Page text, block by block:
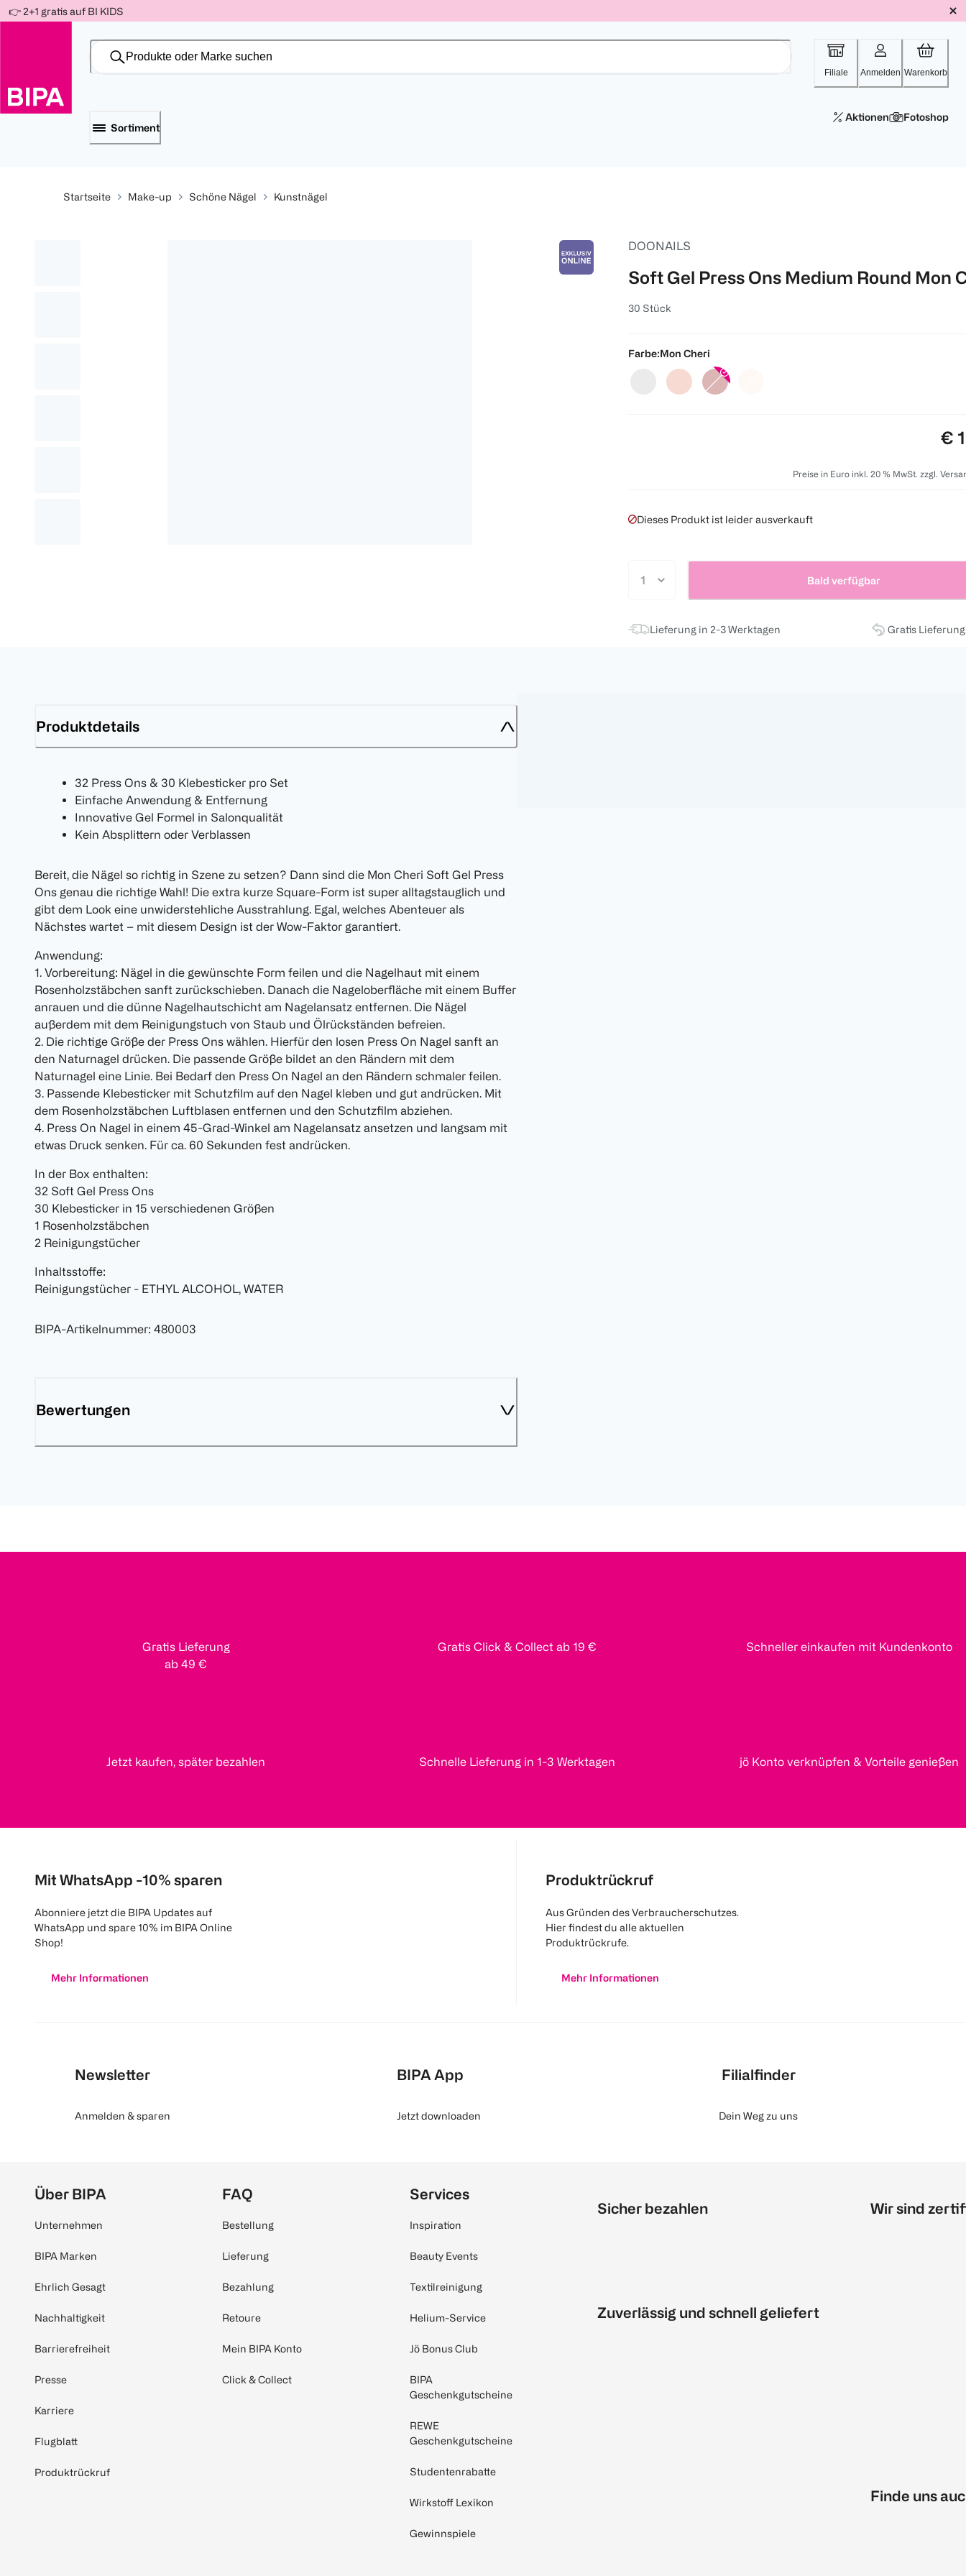
-10%
Für
150 Ös
-15%
Für
300 Ös
-20%
Für
500 Ös
Weiter
zum
👉 2+1 gratis auf BI KIDS
Filiale Anmelden Warenkorb
Sortiment
Aktionen Fotoshop
Startseite Make-up Schöne Nägel Kunstnägel
DOONAILS
Soft Gel Press Ons Medium Round Mon
30 Stück
Farbe:Mon Cheri
€
Preise in Euro inkl. 20 % MwSt. zzgl.
Dieses Produkt ist leider ausverkauft
Bald verfügbar
Lieferung in 2-3 Werktagen Gratis
Produktdetails
32 Press Ons & 30 Klebesticker pro Set
Einfache Anwendung & Entfernung
Innovative Gel Formel in Salonqualität
Kein Absplittern oder Verblassen
Bereit, die Nägel so richtig in Szene zu setzen? Dann sind die Mon Cheri Soft Gel Press
Ons genau die richtige Wahl! Die extra kurze Square-Form ist super alltagstauglich und
gibt dem Look eine unwiderstehliche Ausstrahlung. Egal, welches Abenteuer als
Nächstes wartet – mit diesem Design ist der Wow-Faktor garantiert.
Anwendung:
1. Vorbereitung: Nägel in die gewünschte Form feilen und die Nagelhaut mit einem
Rosenholzstäbchen sanft zurückschieben. Danach die Nageloberfläche mit einem Buffer
anrauen und die dünne Nagelhautschicht am Nagelansatz entfernen. Die Nägel
außerdem mit dem Reinigungstuch von Staub und Ölrückständen befreien.
2. Die richtige Größe der Press Ons wählen. Hierfür den losen Press On Nagel sanft an
den Naturnagel drücken. Die passende Größe bildet an den Rändern mit dem
Naturnagel eine Linie. Bei Bedarf den Press On Nagel an den Rändern schmaler feilen.
3. Passende Klebesticker mit Schutzfilm auf den Nagel kleben und gut andrücken. Mit
dem Rosenholzstäbchen Luftblasen entfernen und den Schutzfilm abziehen.
4. Press On Nagel in einem 45-Grad-Winkel am Nagelansatz ansetzen und langsam mit
etwas Druck senken. Für ca. 60 Sekunden fest andrücken.
In der Box enthalten:
32 Soft Gel Press Ons
30 Klebesticker in 15 verschiedenen Größen
1 Rosenholzstäbchen
2 Reinigungstücher
Inhaltsstoffe:
Reinigungstücher - ETHYL ALCOHOL, WATER
BIPA-Artikelnummer: 480003
Bewertungen
Gratis Lieferung
ab 49 €
Gratis Click & Collect ab 19 € Schneller einkaufen mit Kundenkonto
Jetzt kaufen, später bezahlen Schnelle Lieferung in 1-3 Werktagen jö Konto verknüpfen & Vorteile genießen
Mit WhatsApp -10% sparen
Abonniere jetzt die BIPA Updates auf
WhatsApp und spare 10% im BIPA Online
Shop!
Mehr Informationen
Produktrückruf
Aus Gründen des Verbraucherschutzes.
Hier findest du alle aktuellen
Produktrückrufe.
Mehr Informationen
Newsletter
Anmelden & sparen
BIPA App
Jetzt downloaden
Filialfinder
Dein Weg zu uns
Über BIPA
Unternehmen
BIPA Marken
Ehrlich Gesagt
Nachhaltigkeit
Barrierefreiheit
Presse
Karriere
Flugblatt
Produktrückruf
FAQ
Bestellung
Lieferung
Bezahlung
Retoure
Mein BIPA Konto
Click & Collect
Services
Inspiration
Beauty Events
Textilreinigung
Helium-Service
Jö Bonus Club
BIPA
Geschenkgutscheine
REWE
Geschenkgutscheine
Studentenrabatte
Wirkstoff Lexikon
Gewinnspiele
Sicher bezahlen
Zuverlässig und schnell geliefert
Wir sind
Finde uns